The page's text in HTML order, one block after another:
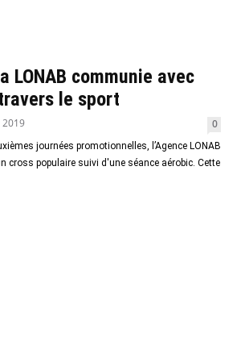
LONAB communie avec
le sport
0
journées promotionnelles, l’Agence LONAB
cross populaire suivi d'une séance aérobic. Cette